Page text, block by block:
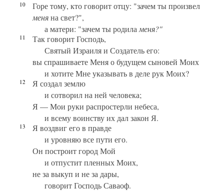
10
Горе тому, кто говорит отцу: "зачем ты произвел
меняна свет?",
а матери: "зачем ты родила меня?"
11
Так говорит Господь,
Святый Израиля и Создатель его:
вы спрашиваете Меня о будущем сыновей Моих
и хотите Мне указывать в деле рук Моих?
12
Я создал землю
и сотворил на ней человека;
Я — Мои руки распростерли небеса,
и всему воинству их дал закон Я.
13
Я воздвиг его в правде
и уровняю все пути его.
Он построит город Мой
и отпустит пленных Моих,
не за выкуп и не за дары,
говорит Господь Саваоф.